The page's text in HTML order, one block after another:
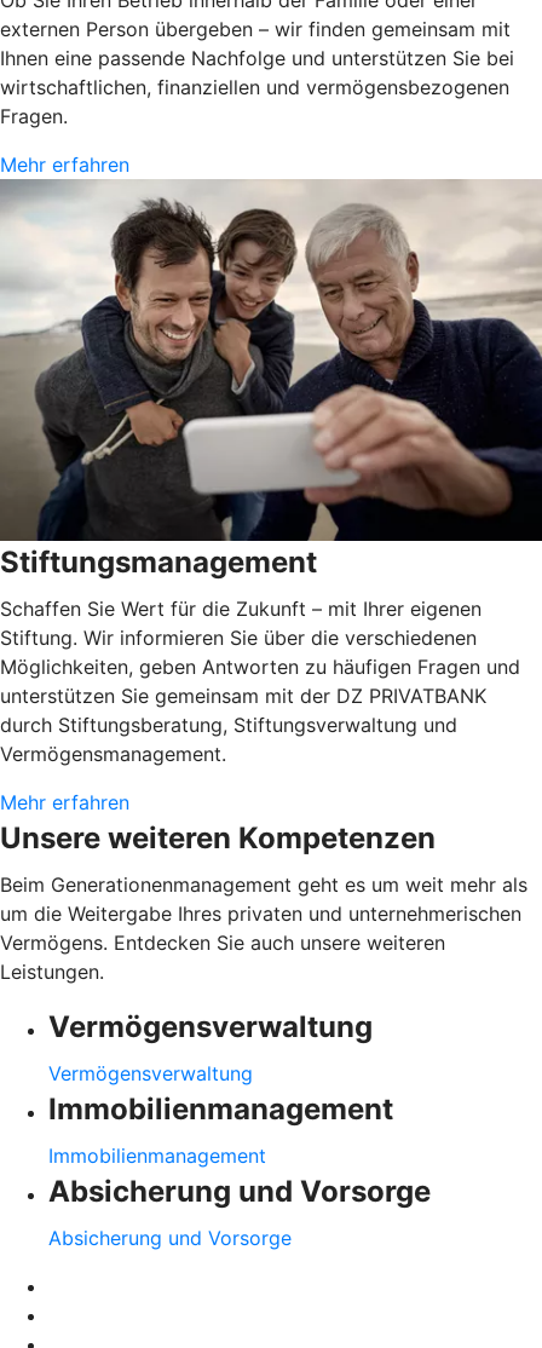
externen Person übergeben – wir finden gemeinsam mit
Ihnen eine passende Nachfolge und unterstützen Sie bei
wirtschaftlichen, finanziellen und vermögensbezogenen
Fragen.
Mehr erfahren
Stiftungsmanagement
Schaffen Sie Wert für die Zukunft – mit Ihrer eigenen
Stiftung. Wir informieren Sie über die verschiedenen
Möglichkeiten, geben Antworten zu häufigen Fragen und
unterstützen Sie gemeinsam mit der DZ PRIVATBANK
durch Stiftungsberatung, Stiftungsverwaltung und
Vermögensmanagement.
Mehr erfahren
Unsere weiteren Kompetenzen
Beim Generationenmanagement geht es um weit mehr als
um die Weitergabe Ihres privaten und unternehmerischen
Vermögens. Entdecken Sie auch unsere weiteren
Leistungen.
Vermögensverwaltung
Vermögensverwaltung
Immobilienmanagement
Immobilienmanagement
Absicherung und Vorsorge
Absicherung und Vorsorge